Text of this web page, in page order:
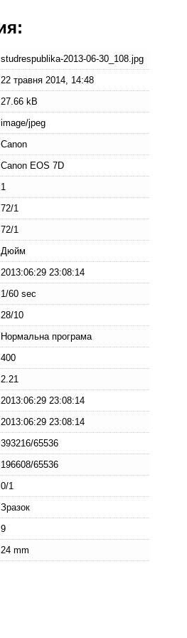
studrespublika-2013-06-30_108.jpg
22 травня 2014, 14:48
27.66 kB
image/jpeg
Canon
Canon EOS 7D
1
72/1
72/1
Дюйм
2013:06:29 23:08:14
1/60 sec
28/10
Нормальна програма
400
2.21
2013:06:29 23:08:14
2013:06:29 23:08:14
393216/65536
196608/65536
0/1
Зразок
9
24 mm